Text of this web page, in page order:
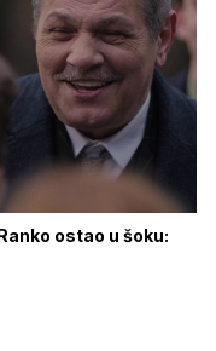
ostao u šoku: